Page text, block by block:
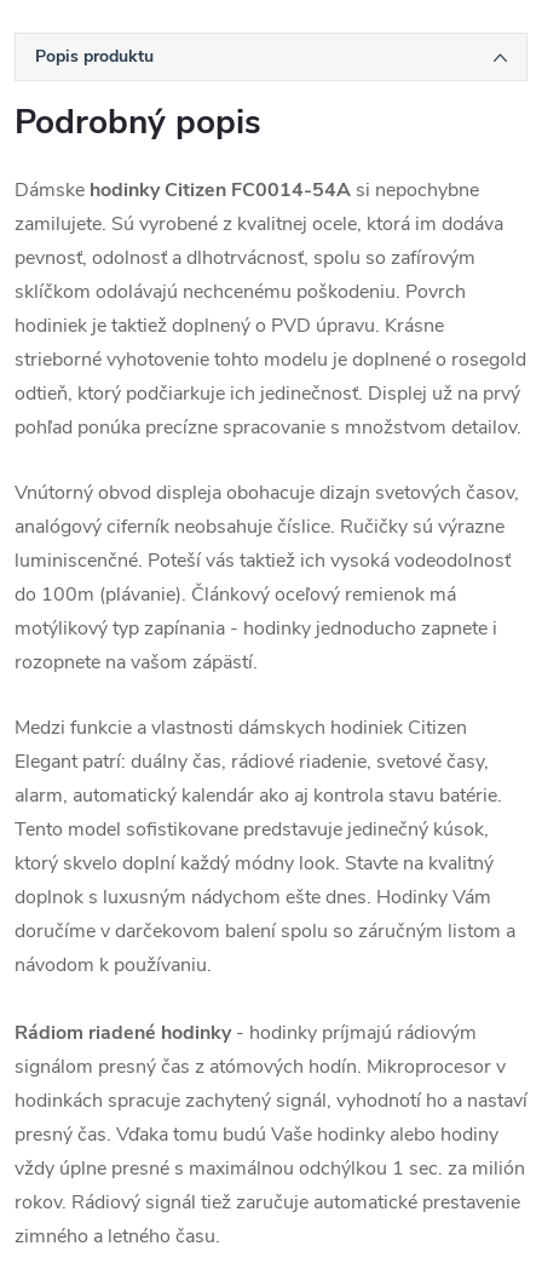
Popis produktu
Podrobný popis
Dámske hodinky Citizen FC0014-54A si nepochybne
zamilujete. Sú vyrobené z kvalitnej ocele, ktorá im dodáva
pevnosť, odolnosť a dlhotrvácnosť, spolu so zafírovým
sklíčkom odolávajú nechcenému poškodeniu. Povrch
hodiniek je taktiež doplnený o PVD úpravu. Krásne
strieborné vyhotovenie tohto modelu je doplnené o rosegold
odtieň, ktorý podčiarkuje ich jedinečnosť. Displej už na prvý
pohľad ponúka precízne spracovanie s množstvom detailov.
Vnútorný obvod displeja obohacuje dizajn svetových časov,
analógový ciferník neobsahuje číslice. Ručičky sú výrazne
luminiscenčné. Poteší vás taktiež ich vysoká vodeodolnosť
do 100m (plávanie). Článkový oceľový remienok má
motýlikový typ zapínania - hodinky jednoducho zapnete i
rozopnete na vašom zápästí.
Medzi funkcie a vlastnosti dámskych hodiniek Citizen
Elegant patrí: duálny čas, rádiové riadenie, svetové časy,
alarm, automatický kalendár ako aj kontrola stavu batérie.
Tento model sofistikovane predstavuje jedinečný kúsok,
ktorý skvelo doplní každý módny look. Stavte na kvalitný
doplnok s luxusným nádychom ešte dnes. Hodinky Vám
doručíme v darčekovom balení spolu so záručným listom a
návodom k používaniu.
Rádiom riadené hodinky - hodinky príjmajú rádiovým
signálom presný čas z atómových hodín. Mikroprocesor v
hodinkách spracuje zachytený signál, vyhodnotí ho a nastaví
presný čas. Vďaka tomu budú Vaše hodinky alebo hodiny
vždy úplne presné s maximálnou odchýlkou 1 sec. za milión
rokov. Rádiový signál tiež zaručuje automatické prestavenie
zimného a letného času.